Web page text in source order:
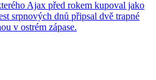
Ajax před rokem kupoval jako
srpnových dnů připsal dvě trapné
v ostrém zápase.